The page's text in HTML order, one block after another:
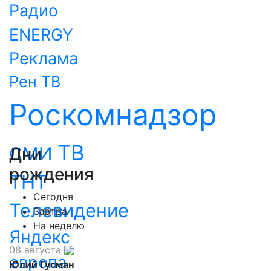
Радио
ENERGY
Реклама
Рен ТВ
Роскомнадзор
СМИ ТВ
ТНТ
Телевидение
Яндекс
европа
Дни
рождения
Сегодня
Завтра
На неделю
08 августа
Юлий Гусман